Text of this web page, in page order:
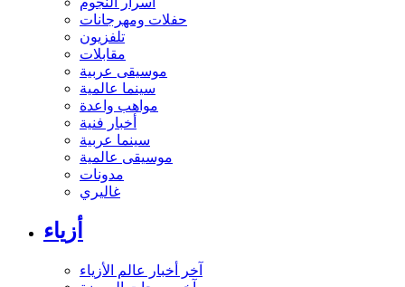
حفلات ومهرجانات
تلفزيون
مقابلات
موسيقى عربية
سينما عالمية
مواهب واعدة
أخبار فنية
سينما عربية
موسيقى عالمية
مدونات
غاليري
أزياء
آخر أخبار عالم الأزياء